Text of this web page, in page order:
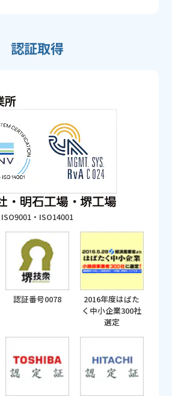
認証取得
ISO9001・ISO14001
認証番号0078
2016年度はばた
く中小企業300社
選定